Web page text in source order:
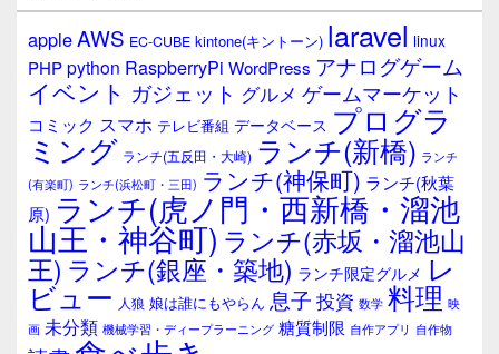
ウ
ィ
ジ
ェ
ア
appleAWS EC-CUBE kintone(キントーン) laravel linux
PHPpython RaspberryPi WordPress アナログゲーム
イベント ガジェット グルメ ゲームマーケット
コミック スマホ テレビ番組 データベース プログラ
ミング ランチ(五反田・大崎) ランチ(新橋) ランチ
(有楽町) ランチ(浜松町・三田) ランチ(神保町) ランチ(秋葉
原) ランチ(虎ノ門・西新橋・溜池
山王・神谷町) ランチ(赤坂・溜池山
王) ランチ(銀座・築地) ランチ限定グルメ レ
ビュー 人狼 娘は誰にもやらん 息子 投資 数学 料理 映
画 未分類 機械学習・ディープラーニング 糖質制限 自作アプリ 自作物